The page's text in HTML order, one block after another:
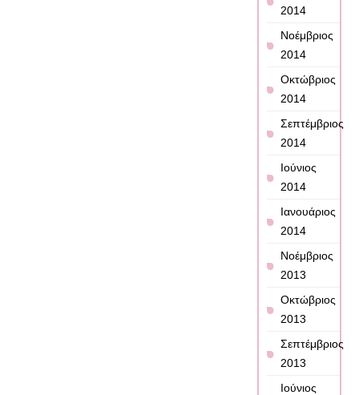
2014
Νοέμβριος
2014
Οκτώβριος
2014
Σεπτέμβριος
2014
Ιούνιος
2014
Ιανουάριος
2014
Νοέμβριος
2013
Οκτώβριος
2013
Σεπτέμβριος
2013
Ιούνιος